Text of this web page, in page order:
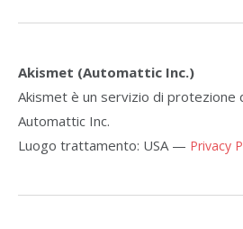
Akismet (Automattic Inc.)
Akismet è un servizio di protezione
Automattic Inc.
Luogo trattamento: USA — Privacy